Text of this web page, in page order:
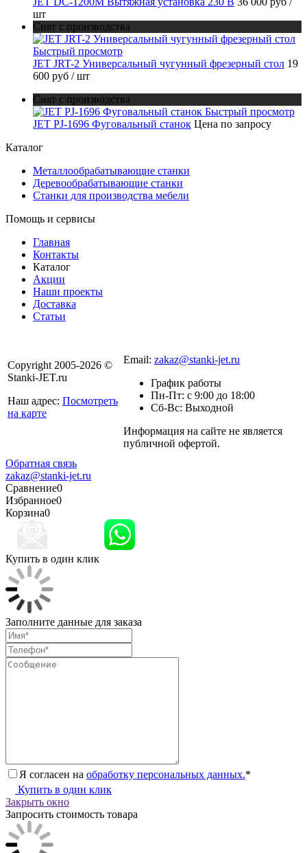
шт
Снят с производства
Быстрый просмотр
JET JRT-2 Универсальный чугунный фрезерный стол 19
600 руб / шт
Снят с производства
Быстрый просмотр
JET PJ-1696 Фуговальный станок Цена по запросу
Каталог
Металлообрабатывающие станки
Деревообрабатывающие станки
Станки для производства мебели
Помощь и сервисы
Главная
Контакты
Каталог
Акции
Наши проекты
Доставка
Статьи
Copyright 2005-2026 ©
Stanki-JET.ru
Наш адрес: Посмотреть
на карте
Email: zakaz@stanki-jet.ru
График работы
Пн-Пт: с 9:00 до 18:00
Сб-Вс: Выходной
Информация на сайте не является
публичной офертой.
Обратная связь
zakaz@stanki-jet.ru
Сравнение0
Избранное0
Корзина0
Купить в один клик
Заполните данные для заказа
Я согласен на обработку персональных данных.*
Купить в один клик
Закрыть окно
Запросить стоимость товара